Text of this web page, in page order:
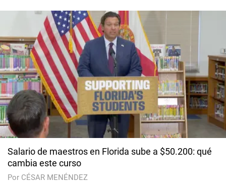
Salario de maestros en Florida sube a $50.200: qué
cambia este curso
Por CÉSAR MENÉNDEZ